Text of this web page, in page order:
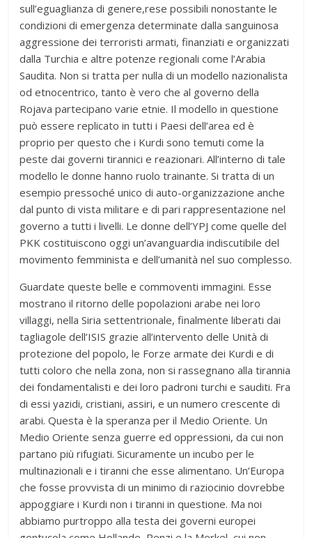
sull’eguaglianza di genere,rese possibili nonostante le
condizioni di emergenza determinate dalla sanguinosa
aggressione dei terroristi armati, finanziati e organizzati
dalla Turchia e altre potenze regionali come l’Arabia
Saudita. Non si tratta per nulla di un modello nazionalista
od etnocentrico, tanto è vero che al governo della
Rojava partecipano varie etnie. Il modello in questione
può essere replicato in tutti i Paesi dell’area ed è
proprio per questo che i Kurdi sono temuti come la
peste dai governi tirannici e reazionari. All’interno di tale
modello le donne hanno ruolo trainante. Si tratta di un
esempio pressoché unico di auto-organizzazione anche
dal punto di vista militare e di pari rappresentazione nel
governo a tutti i livelli. Le donne dell’YPJ come quelle del
PKK costituiscono oggi un’avanguardia indiscutibile del
movimento femminista e dell’umanità nel suo complesso.
Guardate queste belle e commoventi immagini. Esse
mostrano il ritorno delle popolazioni arabe nei loro
villaggi, nella Siria settentrionale, finalmente liberati dai
tagliagole dell’ISIS grazie all’intervento delle Unità di
protezione del popolo, le Forze armate dei Kurdi e di
tutti coloro che nella zona, non si rassegnano alla tirannia
dei fondamentalisti e dei loro padroni turchi e sauditi. Fra
di essi yazidi, cristiani, assiri, e un numero crescente di
arabi. Questa è la speranza per il Medio Oriente. Un
Medio Oriente senza guerre ed oppressioni, da cui non
partano più rifugiati. Sicuramente un incubo per le
multinazionali e i tiranni che esse alimentano. Un’Europa
che fosse provvista di un minimo di raziocinio dovrebbe
appoggiare i Kurdi non i tiranni in questione. Ma noi
abbiamo purtroppo alla testa dei governi europei